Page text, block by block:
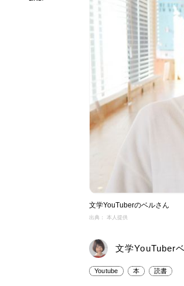
文学YouTuberのベルさん
出典： 本人提供
文学YouTuber
Youtube 本 読書